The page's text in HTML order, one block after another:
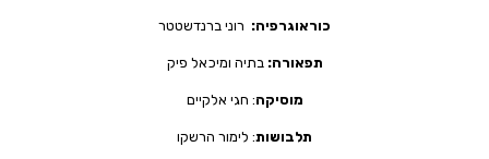
כוראוגרפיה: רוני ברנדשטטר
תפאורה:בתיה ומיכאל פיק
מוסיקה: חגי אלקיים
תלבושות: לימור הרשקו